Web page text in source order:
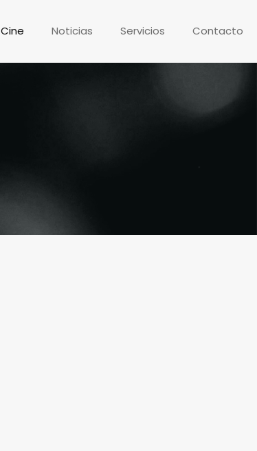
Cine Noticias Servicios Contacto